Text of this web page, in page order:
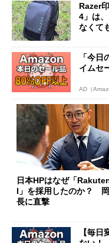
Razer
4」は
なくて
「今
イムセ
AD（
日本HPはなぜ「
I」を採用したのか？
長に直撃
【毎